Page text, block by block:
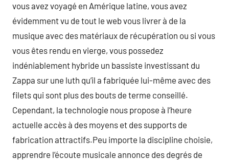
vous avez voyagé en Amérique latine, vous avez
évidemment vu de tout le web vous livrer à de la
musique avec des matériaux de récupération ou si vous
vous êtes rendu en vierge, vous possedez
indéniablement hybride un bassiste investissant du
Zappa sur une luth qu’il a fabriquée lui-même avec des
filets qui sont plus des bouts de terme conseillé.
Cependant, la technologie nous propose à l’heure
actuelle accès à des moyens et des supports de
fabrication attractifs.Peu importe la discipline choisie,
apprendre l’écoute musicale annonce des degrés de